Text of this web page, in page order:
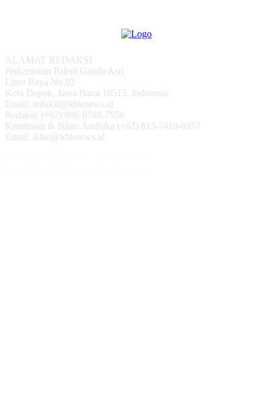
ALAMAT REDAKSI
Perkantoran Palem Ganda Asri
Limo Raya No.02
Kota Depok, Jawa Barat 16515, Indonesia
Email: redaksi@kbknews.id
Redaksi: (+62) 896-6788-7558
Kemitraan & Iklan: Andhika (+62) 813-7419-0357
Email: iklan@kbknews.id